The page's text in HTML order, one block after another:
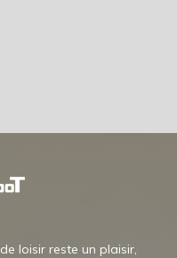
loisir reste un plaisir,